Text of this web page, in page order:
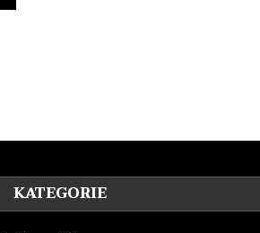
KATEGORIE